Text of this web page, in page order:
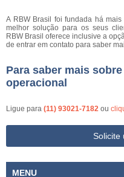
A RBW Brasil foi fundada há
melhor solução para os seus
RBW Brasil oferece inclusive a
de entrar em contato para saber
Para saber mais
operacional
Ligue para (11) 93021-7182 ou
Solicite
MENU